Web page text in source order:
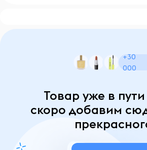
+30
000
Товар уже в пути
скоро добавим